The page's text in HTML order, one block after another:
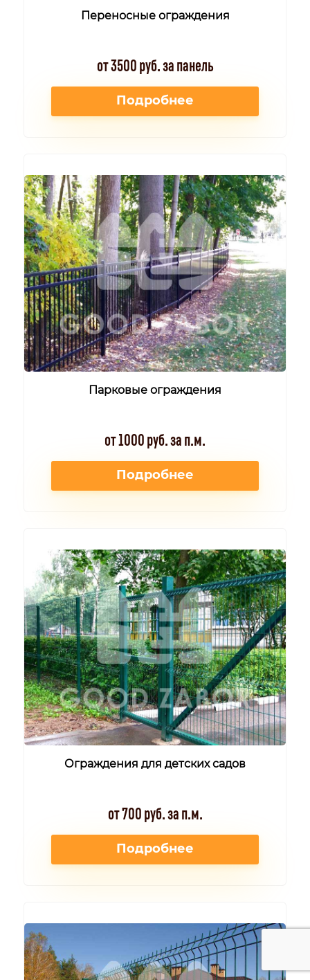
Переносные ограждения
от 3500 руб. за панель
Подробнее
Парковые ограждения
от 1000 руб. за п.м.
Подробнее
Ограждения для детских садов
от 700 руб. за п.м.
Подробнее